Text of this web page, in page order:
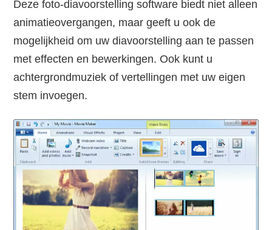
Deze foto-diavoorstelling software biedt niet alleen
animatieovergangen, maar geeft u ook de
mogelijkheid om uw diavoorstelling aan te passen
met effecten en bewerkingen. Ook kunt u
achtergrondmuziek of vertellingen met uw eigen
stem invoegen.